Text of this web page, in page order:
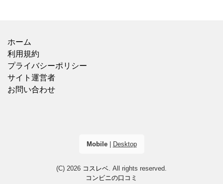
ホーム
利用規約
プライバシーポリシー
サイト運営者
お問い合わせ
Mobile| Desktop
(C) 2026 コスレベ. All rights reserved.
コンビニの口コミ